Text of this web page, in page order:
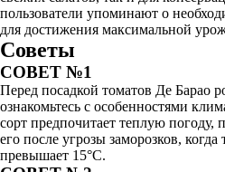
пользователи упоминают о
для достижения максимальной
Советы
СОВЕТ №1
Перед посадкой томатов Де Барао
ознакомьтесь с особенностями
сорт предпочитает теплую погоду,
его после угрозы заморозков, когда
превышает 15°C.